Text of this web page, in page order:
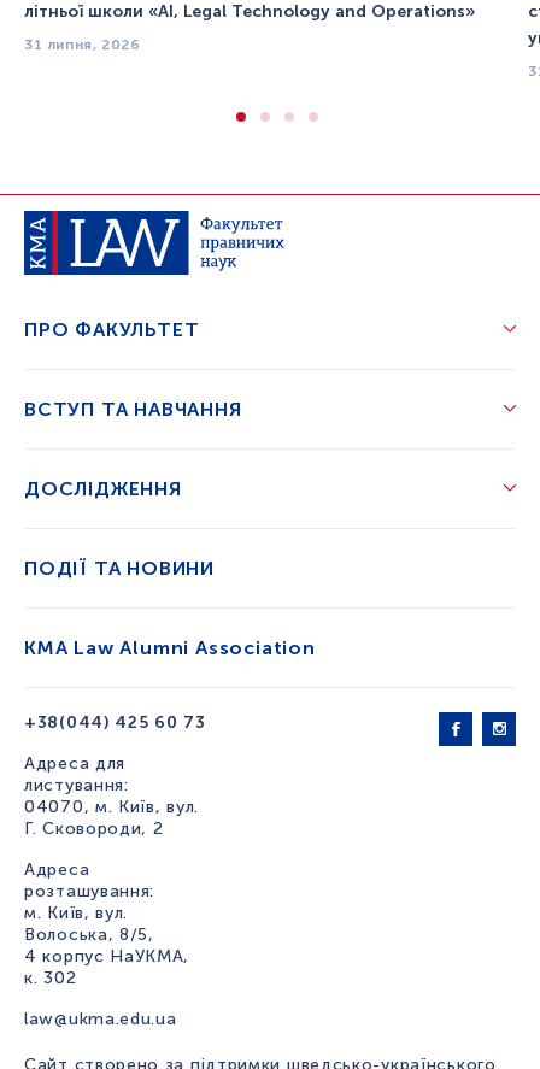
літньої школи «AI, Legal Technology and Operations»
31 липня, 2026
+38(044) 425 60 73
Адреса для
листування:
04070, м. Київ, вул.
Г. Сковороди, 2
Адреса
розташування:
м. Київ, вул.
Волоська, 8/5,
4 корпус НаУКМА,
к. 302
law@ukma.edu.ua
ПРО ФАКУЛЬТЕТ
ВСТУП ТА НАВЧАННЯ
ДОСЛІДЖЕННЯ
ПОДІЇ ТА НОВИНИ
KMA Law Alumni Association
Сайт створено за підтримки шведсько-українського